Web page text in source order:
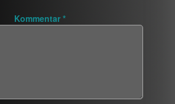
Kommentar *